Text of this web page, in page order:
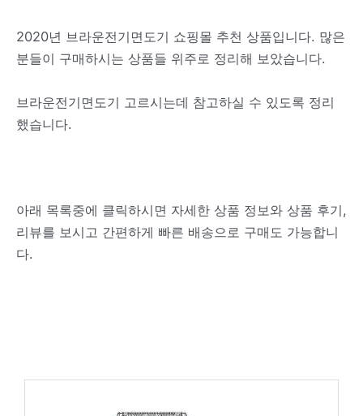
2020년 브라운전기면도기 쇼핑몰 추천 상품입니다. 많은
분들이 구매하시는 상품들 위주로 정리해 보았습니다.
브라운전기면도기 고르시는데 참고하실 수 있도록 정리
했습니다.
아래 목록중에 클릭하시면 자세한 상품 정보와 상품 후기,
리뷰를 보시고 간편하게 빠른 배송으로 구매도 가능합니
다.